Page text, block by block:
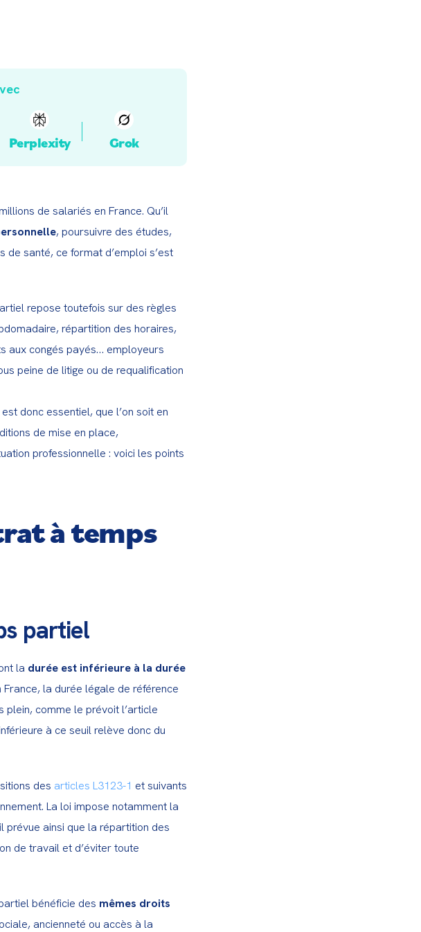
Perplexity Grok
de salariés en France. Qu’il
, poursuivre des études,
santé, ce format d’emploi s’est
repose toutefois sur des règles
répartition des horaires,
aux congés payés… employeurs
peine de litige ou de requalification
donc essentiel, que l’on soit en
de mise en place,
professionnelle : voici les points
à temps
partiel
la durée est inférieure à la durée
la durée légale de référence
à ce seuil relève donc du
des articles L3123-1 et suivants
La loi impose notamment la
prévue ainsi que la répartition des
de travail et d’éviter toute
bénéficie des mêmes droits
ancienneté ou accès à la